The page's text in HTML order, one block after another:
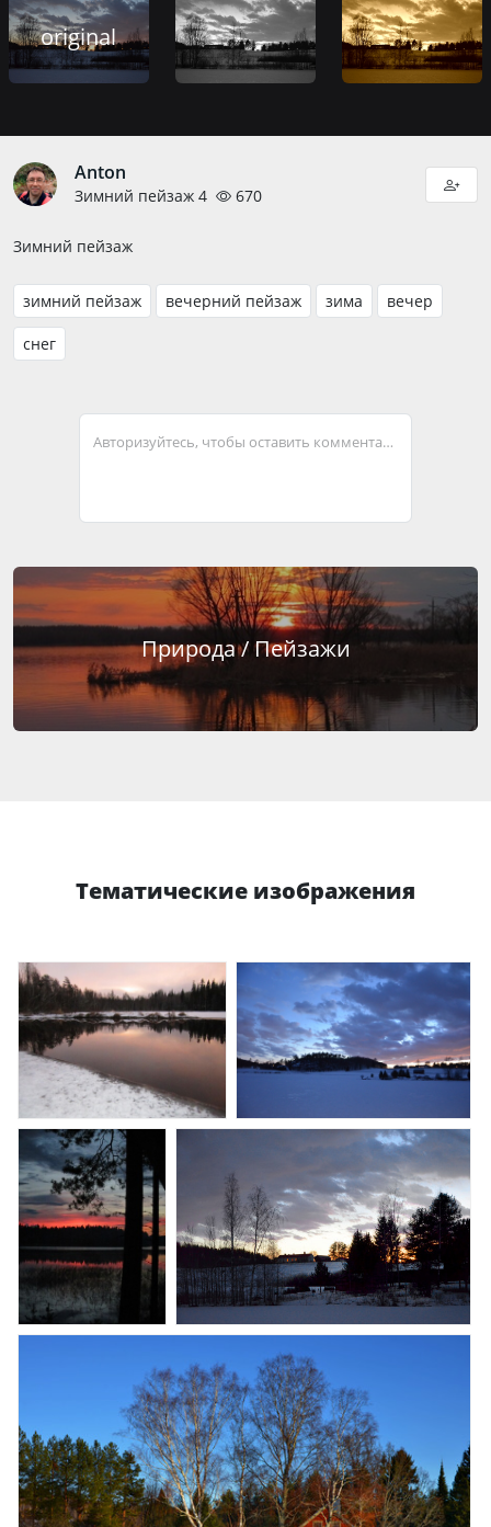
original
Anton
Зимний пейзаж 4 670
Зимний пейзаж
зимний пейзаж вечерний пейзаж зима вечер
снег
Авторизуйтесь, чтобы оставить комментарий
Природа / Пейзажи
Тематические изображения